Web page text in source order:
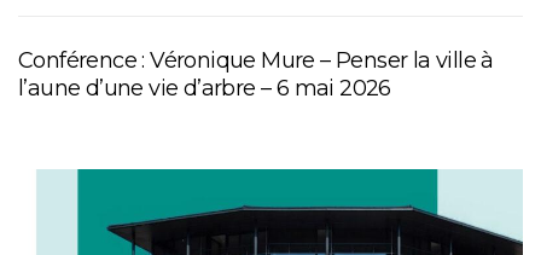
Conférence : Véronique Mure – Penser la ville à
l’aune d’une vie d’arbre – 6 mai 2026